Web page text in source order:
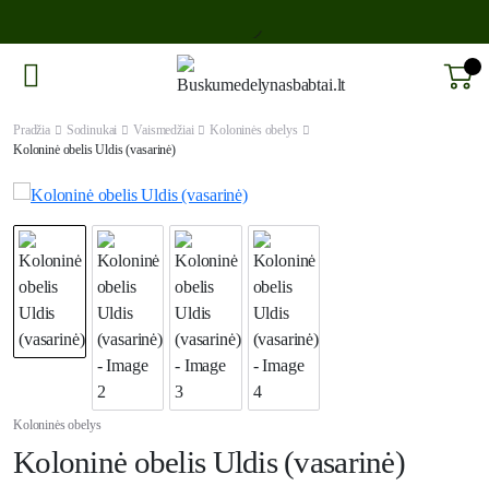
Pradžia Sodinukai Vaismedžiai
Koloninės obelys
Koloninė obelis Uldis (vasarinė)
Koloninės obelys
Koloninė obelis Uldis (vasarinė)